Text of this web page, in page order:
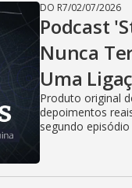
DO R7/02/07/2026
Podcast
Nunca
Uma
Produto original
depoimentos
segundo episódio